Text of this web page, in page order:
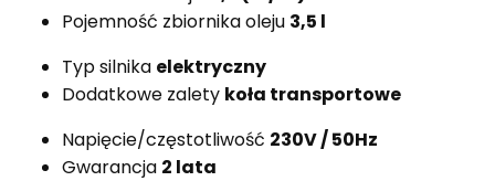
Pojemność zbiornika oleju 3,5 l
Typ silnika elektryczny
Dodatkowe zalety koła transportowe
Napięcie/częstotliwość 230V / 50Hz
Gwarancja 2 lata